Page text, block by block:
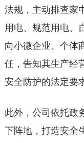
法规，主动排查家
用电、规范用电、
向小微企业、个体
任，告知其生产经
安全防护的法定要
此外，公司依托政
下阵地，打造安全